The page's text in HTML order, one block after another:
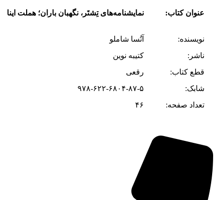
عنوان کتاب: نمایشنامه‌های تِشتَر، نگهبان باران؛ هملت اینا
نویسنده:
آتُسا شاملو
ناشر:
کتیبه نوین
قطع کتاب:
رقعی
شابک:
۹۷۸-۶۲۲-۶۸۰۴-۸۷-۵
تعداد صفحه:
۴۶